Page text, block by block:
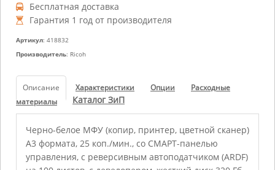
Бесплатная доставка
Гарантия 1 год от производителя
Артикул: 418832
Производитель: Ricoh
Описание Характеристики Опции
Расходные
материалы
Каталог ЗиП
Черно-белое МФУ (копир, принтер, цветной сканер)
А3 формата, 25 коп./мин., со СМАРТ-панелью
управления, с реверсивным автоподатчиком (ARDF)